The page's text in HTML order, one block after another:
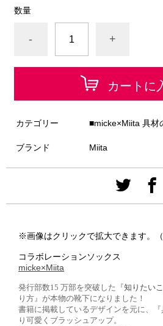
数量
- +
カートに
カテゴリー ■micke×Miita 具材
ブランド Miita
※画像はクリックで拡大できます。（
コラボレーションソックス
micke×Miita
発行部数15 万部を突破した『知りたい
り方』が本物の靴下になりました！
書籍に掲載しているデザインを元に、
り可愛くブラッシュアップ。